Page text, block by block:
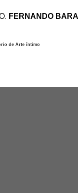
FERNANDO
de Arte íntimo